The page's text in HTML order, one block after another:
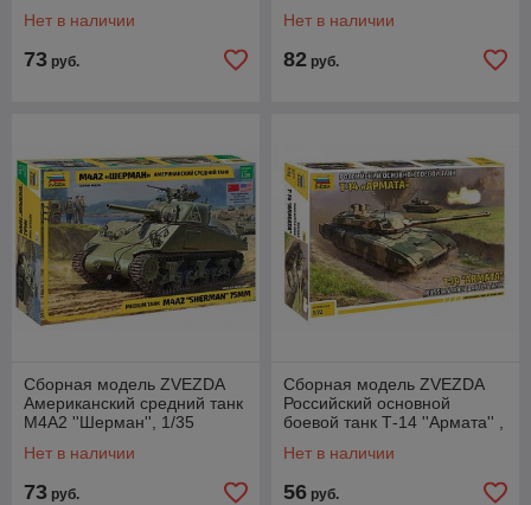
Нет в наличии
73 руб.
Нет в наличии
82 руб.
Сборная модель ZVEZDA
Американский средний танк
М4А2 ''Шерман'', 1/35
Нет в наличии
73 руб.
Сборная модель ZVEZDA
Российский основной
боевой танк Т-14 ''Армата'' ,
Нет в наличии
56 руб.